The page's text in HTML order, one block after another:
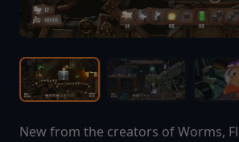
New from the creators of Worms,